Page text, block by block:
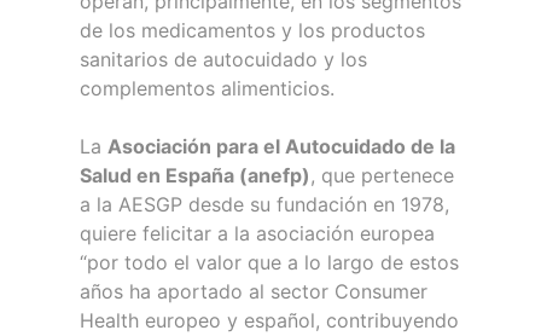
de los medicamentos y los productos
sanitarios de autocuidado y los
complementos alimenticios.
La Asociación para el Autocuidado de la
Salud en España (anefp), que pertenece
a la AESGP desde su fundación en 1978,
quiere felicitar a la asociación europea
“por todo el valor que a lo largo de estos
años ha aportado al sector Consumer
Health europeo y español, contribuyendo